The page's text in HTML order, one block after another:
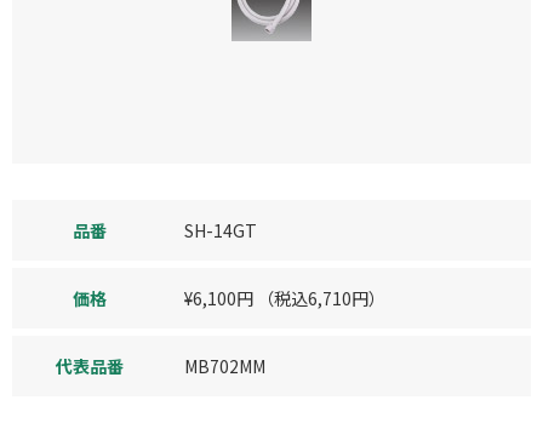
品番 SH-14GT
価格 ¥6,100円 （税込6,710円）
代表品番 MB702MM